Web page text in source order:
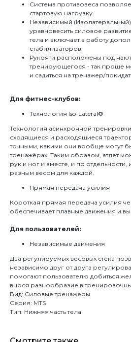
Система противовеса
стартовую нагрузку.
Независимый
уравновесить силовое
тела и включает в работу
стабилизаторов.
Рукояти расположены под
тренирующегося - так проще
и садиться на тренажер/
Для фитнес-клубов:
Технология Iso-Lateral®
Технология асинхронной
сходящиеся и расходящиеся
точными, какими они вообще могут
тренажёрах. Таким образом, атлет
рук и ног и вместе, и по
разным весом для каждой.
Прямая передача усилия
Короткая прямая передача усилия
обеспечивает плавные движения и
Для пользователей:
Независимые движения
Два регулируемых весовых стека
независимо друг от друга
помогают пользователю добиться
внося разнообразие в
Вид: Силовые тренажеры
Серия: MTS
Тип: Нижняя часть тела